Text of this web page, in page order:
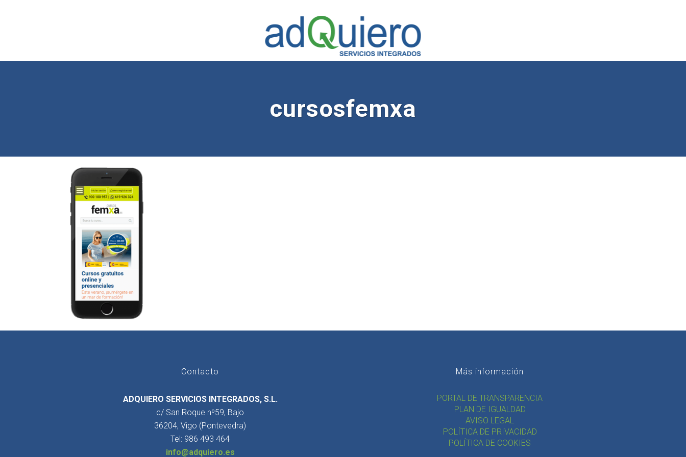
cursosfemxa
Contacto
ADQUIERO SERVICIOS INTEGRADOS, S.L.
c/ San Roque nº59, Bajo
36204, Vigo (Pontevedra)
Tel: 986 493 464
info@adquiero.es
Más información
PORTAL DE TRANSPARENCIA
PLAN DE IGUALDAD
AVISO LEGAL
POLÍTICA DE PRIVACIDAD
POLÍTICA DE COOKIES